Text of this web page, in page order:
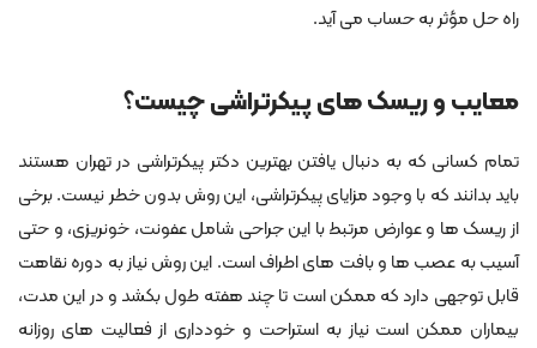
راه حل مؤثر به حساب می آید.
معایب و ریسک های پیکرتراشی چیست؟
تمام کسانی که به دنبال یافتن بهترین دکتر پیکرتراشی در تهران هستند
باید بدانند که با وجود مزایای پیکرتراشی، این روش بدون خطر نیست. برخی
از ریسک ها و عوارض مرتبط با این جراحی شامل عفونت، خونریزی، و حتی
آسیب به عصب ها و بافت های اطراف است. این روش نیاز به دوره نقاهت
قابل توجهی دارد که ممکن است تا چند هفته طول بکشد و در این مدت،
بیماران ممکن است نیاز به استراحت و خودداری از فعالیت های روزانه